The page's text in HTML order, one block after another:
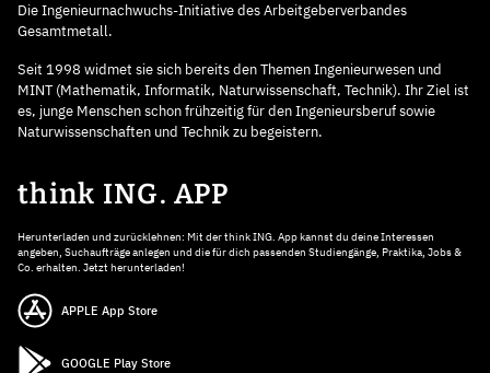
Die Ingenieurnachwuchs-Initiative des Arbeitgeberverbandes
Gesamtmetall.
Seit 1998 widmet sie sich bereits den Themen Ingenieurwesen und
MINT (Mathematik, Informatik, Naturwissenschaft, Technik). Ihr Ziel ist
es, junge Menschen schon frühzeitig für den Ingenieursberuf sowie
Naturwissenschaften und Technik zu begeistern.
think ING. APP
Herunterladen und zurücklehnen: Mit der think ING. App kannst du deine Interessen
angeben, Suchaufträge anlegen und die für dich passenden Studiengänge, Praktika, Jobs &
Co. erhalten. Jetzt herunterladen!
APPLE App Store
GOOGLE Play Store